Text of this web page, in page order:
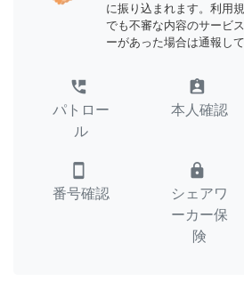
に振り込まれます。利用
でも不審な内容のサービ
ーがあった場合は通報して
perm_phone_msg
パトロー
ル
assignment_ind
本人確認
smartphone
番号確認
lock
シェアワ
ーカー保
険